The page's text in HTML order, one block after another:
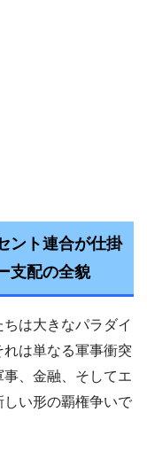
ント連合が仕掛
支配の全貌
は大きなパラダイ
は単なる軍事衝突
、金融、そしてエ
い形の覇権争いで